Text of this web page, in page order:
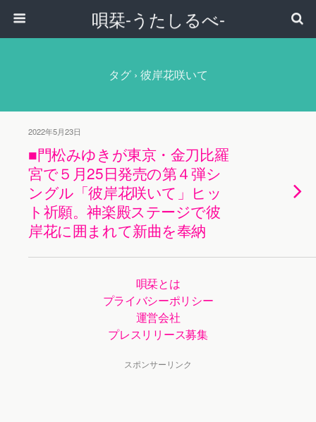
唄栞-うたしるべ-
タグ › 彼岸花咲いて
2022年5月23日
■門松みゆきが東京・金刀比羅
宮で５月25日発売の第４弾シ
ングル「彼岸花咲いて」ヒッ
ト祈願。神楽殿ステージで彼
岸花に囲まれて新曲を奉納
唄栞とは
プライバシーポリシー
運営会社
プレスリリース募集
スポンサーリンク